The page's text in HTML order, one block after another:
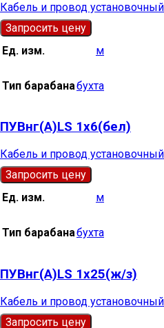
Кабель и провод установочный
Запросить цену
Ед. изм.
м
Тип барабанабухта
ПУВнг(А)LS 1х6(бел)
Кабель и провод установочный
Запросить цену
Ед. изм.
м
Тип барабанабухта
ПУВнг(А)LS 1х25(ж/з)
Кабель и провод установочный
Запросить цену